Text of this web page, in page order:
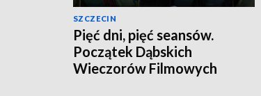
SZCZECIN
Pięć dni, pięć seansów.
Początek Dąbskich
Wieczorów Filmowych